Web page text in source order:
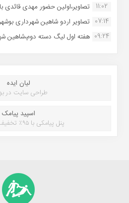
11:02
تصاویر،اولین حضور مهدی قائدی
07:14 تصاویر اردو شاهین شهرداری
09:24 هفته اول لیگ دسته دوم،شاهین
لیان ایده
طراحی سایت در
اسپید پیامک
پنل پیامکی با ۹۵٪ تخفیف خرید پنل